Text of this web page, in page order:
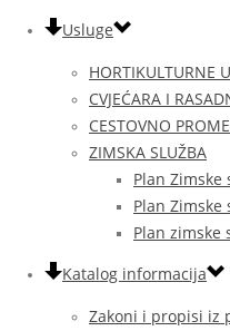
Usluge
HORTIKULTURNE
CVJEĆARA I
CESTOVNO
ZIMSKA SLUŽBA
Plan Zimske
Plan Zimske
Plan zimske
Katalog informacija
Zakoni i propisi iz